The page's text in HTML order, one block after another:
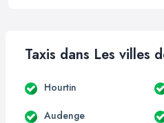
Taxis dans Les villes
Hourtin
Audenge